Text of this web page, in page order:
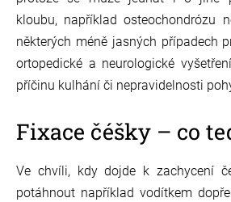
kloubu, například osteochondrózu
některých méně jasných případech
ortopedické a neurologické
příčinu kulhání či nepravidelnosti
Fixace čéšky – co
Ve chvíli, kdy dojde k zachycení
potáhnout například vodítkem